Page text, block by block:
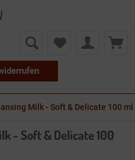
Milk - Soft & Delicate 100 ml
- Soft & Delicate 100